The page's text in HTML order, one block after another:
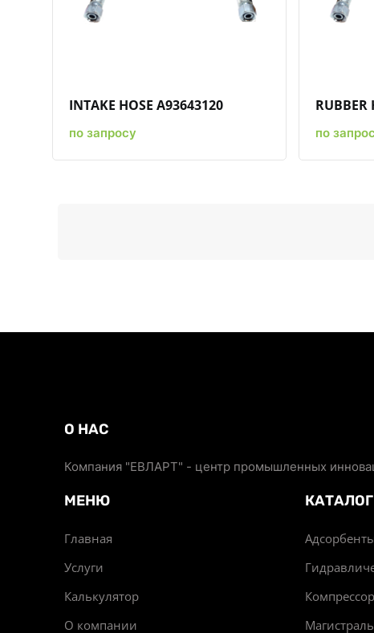
Добавить в избранное
INTAKE HOSE A93643120
по запросу
RUBBER
по
О НАС
Компания "ЕВЛАРТ" - центр промышленных
МЕНЮ
Главная
Услуги
Калькулятор
О компании
КАТАЛОГ